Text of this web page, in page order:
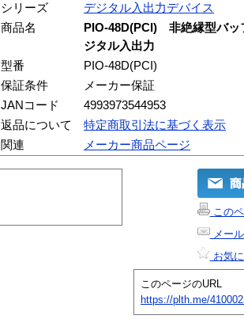
シリーズ
デジタル入出力デバイス
商品名
PIO-48D(PCI) 非絶縁型バッ
ジタル入出力
型番
PIO-48D(PCI)
保証条件
メーカー保証
JANコード
4993973544953
返品について
特定商取引法に基づく表示
関連
メーカー商品ページ
このペ
メール
お気
このページのURL
https://plth.me/